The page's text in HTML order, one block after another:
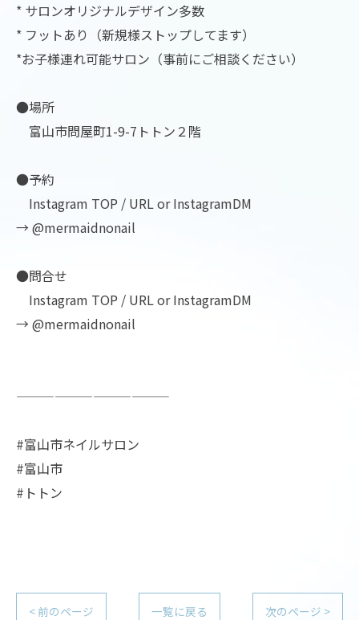
* サロンオリジナルデザイン多数
* フットあり（新規様ストップしてます）
*お子様連れ可能サロン（事前にご相談ください）
●場所
富山市問屋町1-9-7トトン２階
●予約
Instagram TOP / URL or InstagramDM
→ @mermaidnonail
●問合せ
Instagram TOP / URL or InstagramDM
→ @mermaidnonail
————————————
#富山市ネイルサロン
#富山市
#トトン
< 前のページ 一覧に戻る 次のページ >